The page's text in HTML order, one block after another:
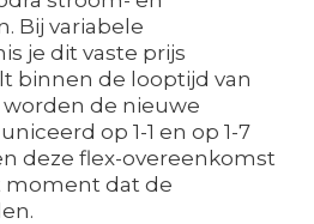
Bij variabele
je dit vaste prijs
binnen de looptijd van
worden de nieuwe
op 1-1 en op 1-7
deze flex-overeenkomst
moment dat de